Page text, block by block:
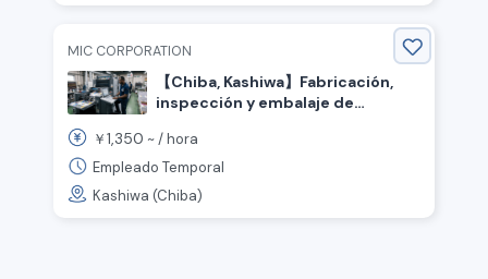
MIC CORPORATION
【Chiba, Kashiwa】Fabricación,
inspección y embalaje de
￥1,350 ~ /hora
Empleado Temporal
Kashiwa (Chiba)